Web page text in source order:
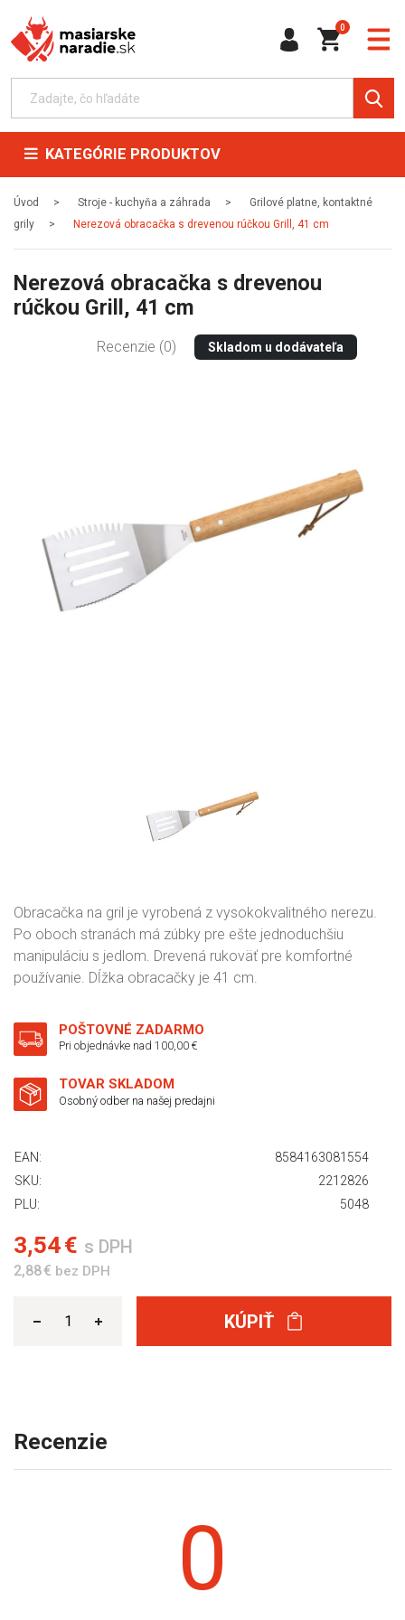
0
KATEGÓRIE PRODUKTOV
Úvod Stroje - kuchyňa a záhrada
Grilové platne, kontaktné
grily
Nerezová obracačka s drevenou rúčkou Grill, 41 cm
Nerezová obracačka s drevenou
rúčkou Grill, 41 cm
Recenzie (0) Skladom u dodávateľa
Obracačka na gril je vyrobená z vysokokvalitného nerezu.
Po oboch stranách má zúbky pre ešte jednoduchšiu
manipuláciu s jedlom. Drevená rukoväť pre komfortné
používanie. Dĺžka obracačky je 41 cm.
POŠTOVNÉ ZADARMO
Pri objednávke nad 100,00 €
TOVAR SKLADOM
Osobný odber na našej predajni
EAN:
8584163081554
SKU:
2212826
PLU:
5048
3,54 € s DPH
2,88 € bez DPH
KÚPIŤ
Recenzie
0